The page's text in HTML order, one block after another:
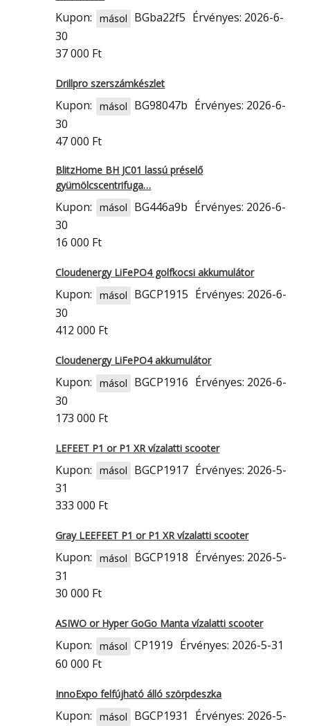
Kupon: másol BGba22f5 Érvényes: 2026-6-
30
37 000 Ft
Drillpro szerszámkészlet
Kupon: másol BG98047b Érvényes: 2026-6-
30
47 000 Ft
BlitzHome BH JC01 lassú préselő
gyümölcscentrifuga…
Kupon: másol BG446a9b Érvényes: 2026-6-
30
16 000 Ft
Cloudenergy LiFePO4 golfkocsi akkumulátor
Kupon: másol BGCP1915 Érvényes: 2026-6-
30
412 000 Ft
Cloudenergy LiFePO4 akkumulátor
Kupon: másol BGCP1916 Érvényes: 2026-6-
30
173 000 Ft
LEFEET P1 or P1 XR vízalatti scooter
Kupon: másol BGCP1917 Érvényes: 2026-5-
31
333 000 Ft
Gray LEEFEET P1 or P1 XR vízalatti scooter
Kupon: másol BGCP1918 Érvényes: 2026-5-
31
30 000 Ft
ASIWO or Hyper GoGo Manta vízalatti scooter
Kupon: másol CP1919 Érvényes: 2026-5-31
60 000 Ft
InnoExpo felfújható álló szörpdeszka
Kupon: másol BGCP1931 Érvényes: 2026-5-